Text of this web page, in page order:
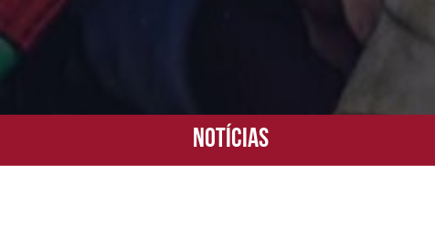
Notícias